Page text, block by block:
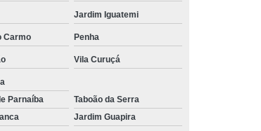
de Piscinas em Hotéis
para Piscina em Casa
de Piscina água Verde
de Piscina Muito Suja
de Piscina por Ionização
Jardim Iguatemi
Carmo Penha
Vila Curuçá
Parnaíba
Taboão da Serra
Jardim Guapira